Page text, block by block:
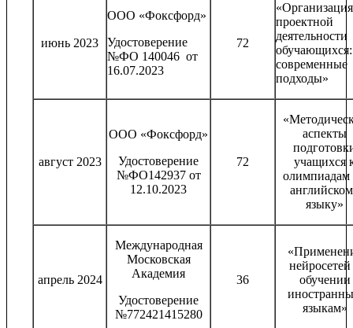
июнь 2023
ООО «Фоксфорд»
Удостоверение
№ФО 140046 от
16.07.2023
72
«Организация
проектной
деятельности
обучающихся:
современные
подходы»
август 2023
ООО «Фоксфорд»
Удостоверение
№ФО142937 от
12.10.2023
72
аспекты
учащихся
олимпиадам
языку»
апрель 2024
Международная
Московская
Академия
Удостоверение
№772421415280
36
нейросетей
обучении
языкам»